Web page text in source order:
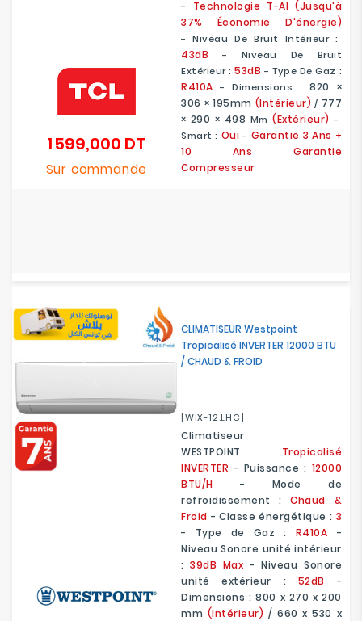
- Technologie T-AI (Jusqu'à
37% Économie D'énergie)
- Niveau De Bruit Intérieur :
43dB - Niveau De Bruit
Extérieur :53dB - Type De Gaz :
R410A - Dimensions :820 ×
306 × 195mm (Intérieur) / 777
× 290 × 498 Mm(Extérieur) -
Smart : Oui - Garantie 3 Ans +
10 Ans Garantie
Compresseur
1 599,000 DT
Sur commande
CLIMATISEUR Westpoint
Tropicalisé INVERTER 12000 BTU
/ CHAUD & FROID
[WIX-12.LHC]
Climatiseur
WESTPOINT Tropicalisé
INVERTER - Puissance : 12000
BTU/H - Mode de
refroidissement :Chaud &
Froid - Classe énergétique : 3
- Type de Gaz : R410A -
Niveau Sonore unité intérieur
:39dB Max - Niveau Sonore
unité extérieur : 52dB
-
Dimensions : 800 x 270 x 200
mm (Intérieur) / 660 x 530 x